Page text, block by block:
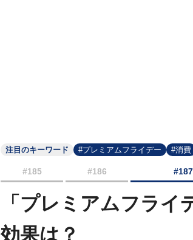
注目のキーワード #プレミアムフライデー #消費
#185 #186 #187
「プレミアムフライ
効果は？